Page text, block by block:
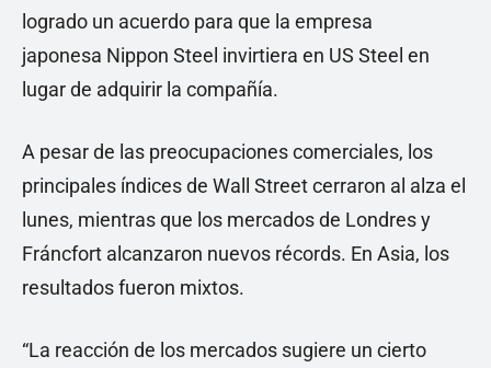
logrado un acuerdo para que la empresa
japonesa Nippon Steel invirtiera en US Steel en
lugar de adquirir la compañía.
A pesar de las preocupaciones comerciales, los
principales índices de Wall Street cerraron al alza el
lunes, mientras que los mercados de Londres y
Fráncfort alcanzaron nuevos récords. En Asia, los
resultados fueron mixtos.
“La reacción de los mercados sugiere un cierto